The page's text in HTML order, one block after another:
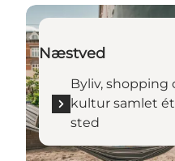
Byliv, shopping og
Næstved
Byliv, shopping
kultur samlet ét
sted